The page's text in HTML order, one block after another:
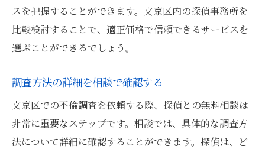
スを把握することができます。文京区内の探偵事務所を
比較検討することで、適正価格で信頼できるサービスを
選ぶことができるでしょう。
調査方法の詳細を相談で確認する
文京区での不倫調査を依頼する際、探偵との無料相談は
非常に重要なステップです。相談では、具体的な調査方
法について詳細に確認することができます。探偵は、ど